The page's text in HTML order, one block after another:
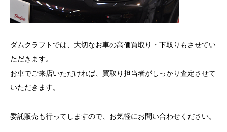
ダムクラフトでは、大切なお車の高価買取り・下取りもさせてい
ただきます。
お車でご来店いただければ、買取り担当者がしっかり査定させて
いただきます。
委託販売も行ってしますので、お気軽にお問い合わせください。